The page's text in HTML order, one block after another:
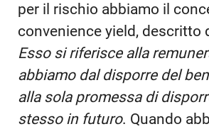
per il rischio abbiamo il
convenience yield, descritto
Esso si riferisce alla
abbiamo dal disporre del
alla sola promessa di
stesso in futuro. Quando